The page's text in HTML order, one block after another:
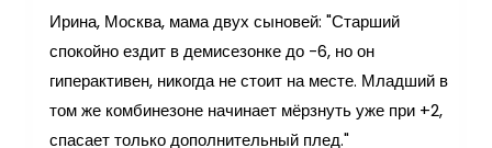
Ирина, Москва, мама двух сыновей: "Старший
спокойно ездит в демисезонке до -6, но он
гиперактивен, никогда не стоит на месте. Младший в
том же комбинезоне начинает мёрзнуть уже при +2,
спасает только дополнительный плед."